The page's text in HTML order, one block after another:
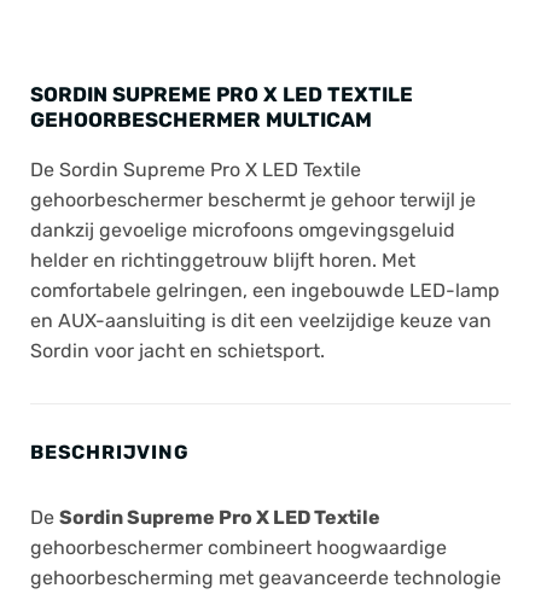
SORDIN SUPREME PRO X LED TEXTILE
GEHOORBESCHERMER MULTICAM
De Sordin Supreme Pro X LED Textile
gehoorbeschermer beschermt je gehoor terwijl je
dankzij gevoelige microfoons omgevingsgeluid
helder en richtinggetrouw blijft horen. Met
comfortabele gelringen, een ingebouwde LED-lamp
en AUX-aansluiting is dit een veelzijdige keuze van
Sordin voor jacht en schietsport.
BESCHRIJVING
De Sordin Supreme Pro X LED Textile
gehoorbeschermer combineert hoogwaardige
gehoorbescherming met geavanceerde technologie